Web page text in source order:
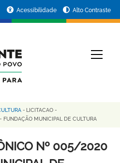
Acessibilidade Alto Contraste
- LICITACAO -
MUNICIPAL DE CULTURA
Nº 005/2020